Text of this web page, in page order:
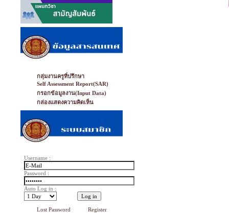
กลุ่มงานครูที่ปรึกษา
Self Assessment Report(SAR)
กรอกข้อมูลงาน(Input Data)
กล่องแสดงความคิดเห็น
Username :
Password :
Auto Log in :
Lost Password Register